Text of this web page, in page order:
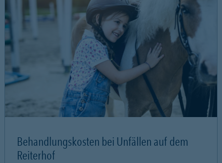
Behandlungskosten bei Unfällen auf dem
Reiterhof